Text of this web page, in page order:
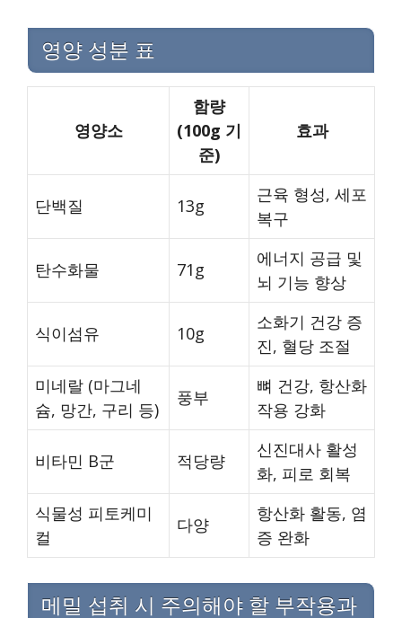
영양 성분 표
영양소
함량
(100g 기
준)
효과
단백질 13g
근육 형성, 세포
복구
탄수화물 71g
에너지 공급 및
뇌 기능 향상
식이섬유 10g
소화기 건강 증
진, 혈당 조절
미네랄 (마그네
슘, 망간, 구리 등)
풍부
뼈 건강, 항산화
작용 강화
비타민 B군 적당량
신진대사 활성
화, 피로 회복
식물성 피토케미
컬
다양
항산화 활동, 염
증 완화
메밀 섭취 시 주의해야 할 부작용과